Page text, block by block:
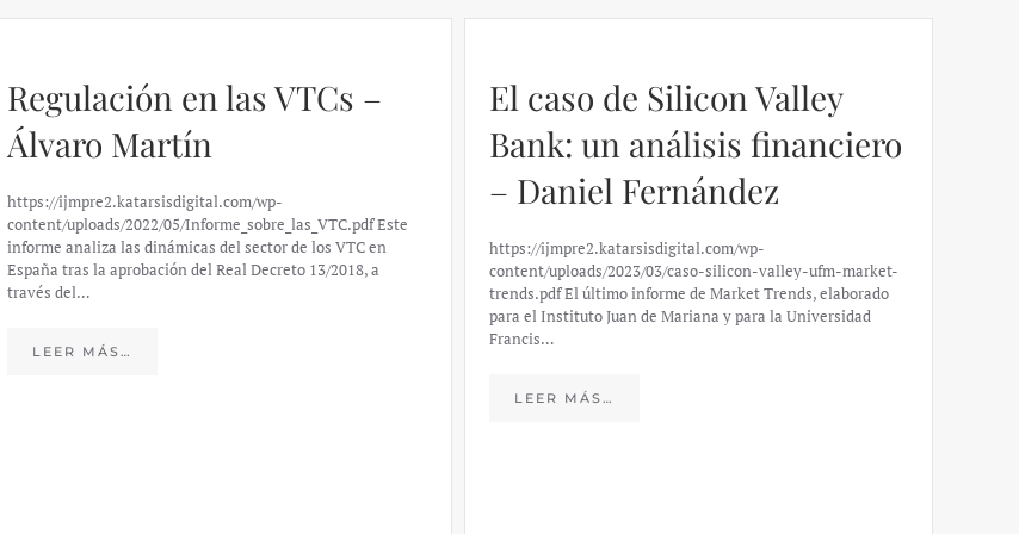
Regulación en las VTCs –
Álvaro Martín
https://ijmpre2.katarsisdigital.com/wp-
content/uploads/2022/05/Informe_sobre_las_VTC.pdf Este
informe analiza las dinámicas del sector de los VTC en
España tras la aprobación del Real Decreto 13/2018, a
través del…
LEER MÁS…
El caso de Silicon Valley
Bank: un análisis financiero
– Daniel Fernández
https://ijmpre2.katarsisdigital.com/wp-
content/uploads/2023/03/caso-silicon-valley-ufm-market-
trends.pdf El último informe de Market Trends, elaborado
para el Instituto Juan de Mariana y para la Universidad
Francis…
LEER MÁS…